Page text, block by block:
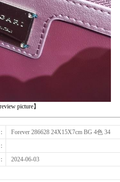
review picture】
Forever 286628 24X15X7cm BG 4色 34
2024-06-03